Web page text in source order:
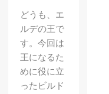
どうも、エ
ルデの王で
す。今回は
王になるた
めに役に立
ったビルド